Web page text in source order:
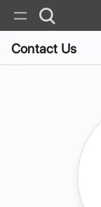
Contact Us